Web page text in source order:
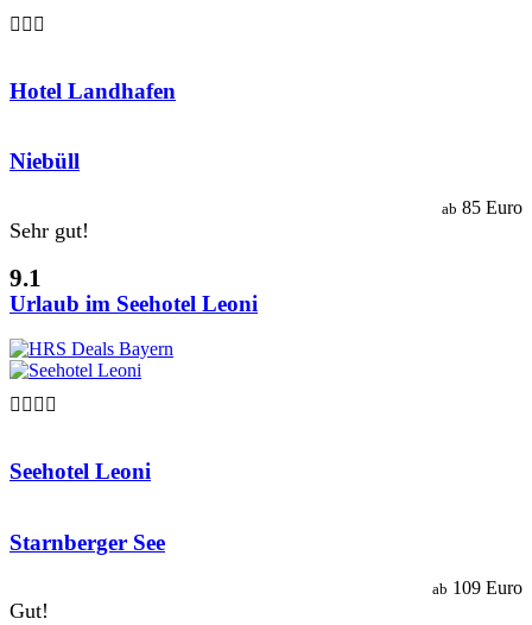

Hotel Landhafen
Niebüll
Sehr gut!
9.1
ab 85 Euro
Urlaub im Seehotel Leoni

Seehotel Leoni
Starnberger See
Gut!
ab 109 Euro